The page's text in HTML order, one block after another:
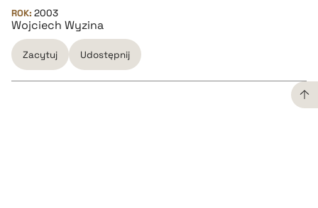
ROK: 2003
Wojciech Wyzina
Zacytuj Udostępnij